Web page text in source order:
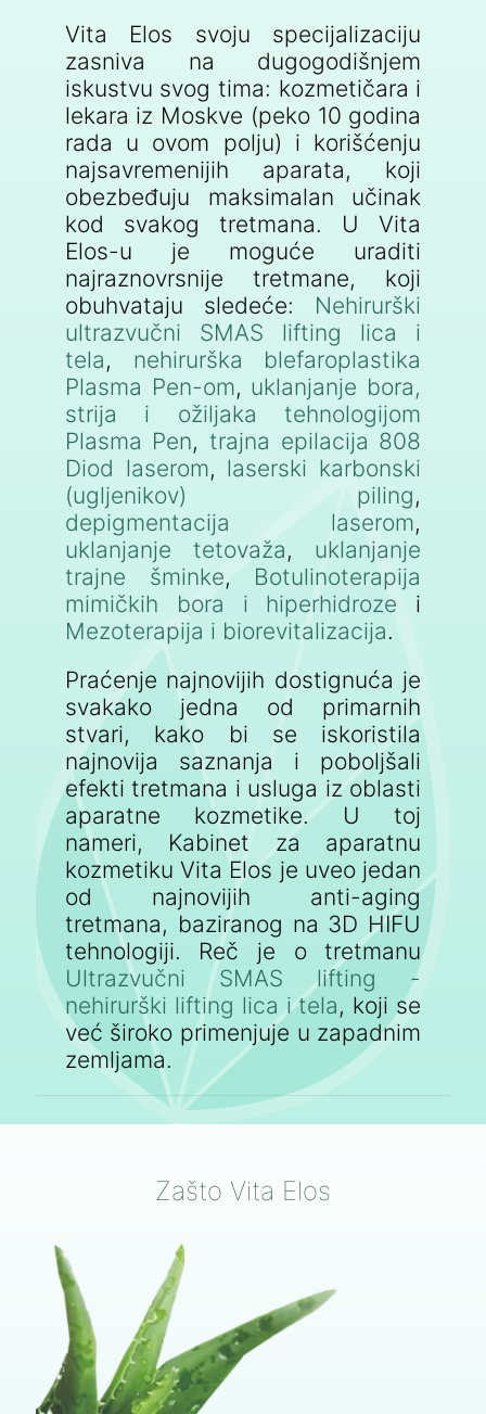
Vita Elos svoju specijalizaciju
zasniva na dugogodišnjem
iskustvu svog tima: kozmetičara i
lekara iz Moskve (peko 10 godina
rada u ovom polju) i korišćenju
najsavremenijih aparata, koji
obezbeđuju maksimalan učinak
kod svakog tretmana. U Vita
Elos-u je moguće uraditi
najraznovrsnije tretmane, koji
obuhvataju sledeće: Nehirurški
ultrazvučni SMAS lifting lica i
tela, nehirurška blefaroplastika
Plasma Pen-om, uklanjanje bora,
strija i ožiljaka tehnologijom
Plasma Pen,trajna epilacija 808
Diod laserom, laserski karbonski
(ugljenikov) piling,
depigmentacija laserom,
uklanjanje tetovaža, uklanjanje
trajne šminke, Botulinoterapija
mimičkih bora i hiperhidroze i
Mezoterapija i biorevitalizacija.
Praćenje najnovijih dostignuća je
svakako jedna od primarnih
stvari, kako bi se iskoristila
najnovija saznanja i poboljšali
efekti tretmana i usluga iz oblasti
aparatne kozmetike. U toj
nameri, Kabinet za aparatnu
kozmetiku Vita Elos je uveo jedan
od najnovijih anti-aging
tretmana, baziranog na 3D HIFU
tehnologiji. Reč je o tretmanu
Ultrazvučni SMAS lifting -
nehirurški lifting lica i tela, koji se
već široko primenjuje u zapadnim
zemljama.
Zašto Vita Elos